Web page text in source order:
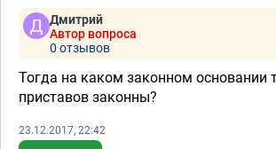
Дмитрий
Автор вопроса
0 отзывов
Тогда на каком законном основании
приставов законны?
23.12.2017, 22:42